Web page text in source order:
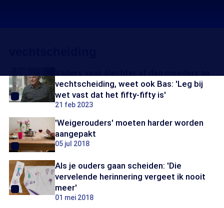
vechtscheiding, weet ook Bas: 'Leg bij
wet vast dat het fifty-fifty is'
21 feb 2023
'Weigerouders' moeten harder worden
aangepakt
05 jul 2018
Als je ouders gaan scheiden: 'Die
vervelende herinnering vergeet ik nooit
meer'
01 mei 2018